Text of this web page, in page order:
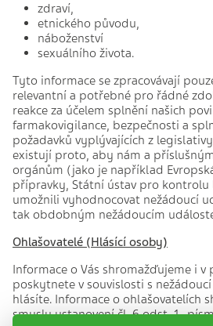
zdraví,
etnického původu,
náboženství
sexuálního života.
Tyto informace se zpracovávají
relevantní a potřebné pro řádné
reakce za účelem splnění našich
farmakovigilance, bezpečnosti a
požadavků vyplývajících z
existují proto, aby nám a
orgánům (jako je například
přípravky, Státní ústav pro kontrolu
umožnili vyhodnocovat nežádoucí
tak obdobným nežádoucím
Ohlašovatelé (Hlásící osoby)
Informace o Vás shromažďujeme i v
poskytnete v souvislosti s
hlásíte. Informace o ohlašovatelích
smyslu ustanovení čl. 6 odst. 1.,